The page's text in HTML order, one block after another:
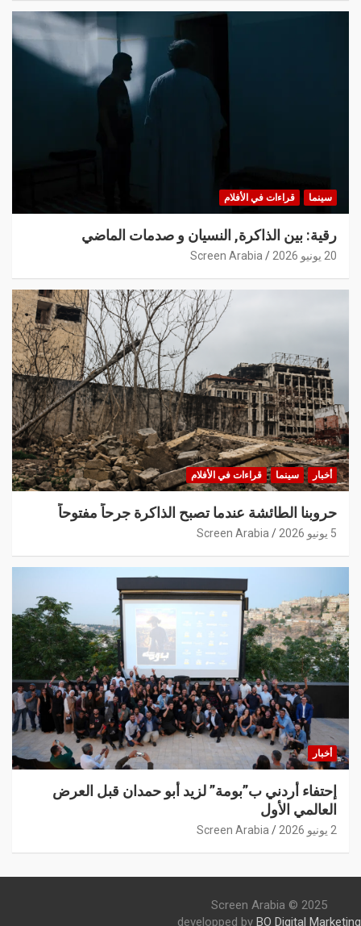
سينما قراءات في الأفلام
رقية: بين الذاكرة, النسيان و صدمات الماضي
20 يونيو 2026 Screen Arabia
أخبار سينما قراءات في الأفلام
حروبنا الطائشة عندما تصبح الذاكرة جرحاً مفتوحاً
5 يونيو 2026 Screen Arabia
أخبار
إحتفاء أردني ب”بومة” لزيد أبو حمدان قبل العرض
العالمي الأول
2 يونيو 2026 Screen Arabia
Screen Arabia © 2025
developped by BO Digital Marketing